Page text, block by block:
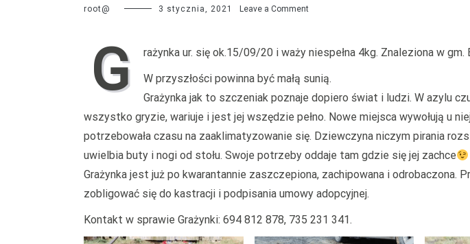
root@ 3 stycznia, 2021 Leave a Commenton
G
rażynka ur. się ok.15/09/20 i waży niespełna 4kg. Znaleziona w gm.
W przyszłości powinna być małą sunią.
Grażynka jak to szczeniak poznaje dopiero świat i ludzi. W azylu
wszystko gryzie, wariuje i jest jej wszędzie pełno. Nowe miejsca wywołują u
potrzebowała czasu na zaaklimatyzowanie się. Dziewczyna niczym pirania
uwielbia buty i nogi od stołu. Swoje potrzeby oddaje tam gdzie się jej zachce
Grażynka jest już po kwarantannie zaszczepiona, zachipowana i odrobaczona.
zobligować się do kastracji i podpisania umowy adopcyjnej.
Kontakt w sprawie Grażynki: 694 812 878, 735 231 341.